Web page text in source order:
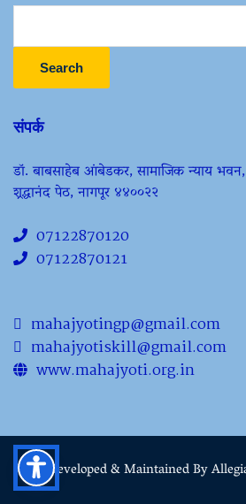
Search
संपर्क
डॉ. बाबसाहेब आंबेडकर, सामाजिक न्याय भवन,
श्रद्धानंद पेठ, नागपूर ४४००२२
07122870120
07122870121
mahajyotingp@gmail.com
mahajyotiskill@gmail.com
www.mahajyoti.org.in
Developed & Maintained By